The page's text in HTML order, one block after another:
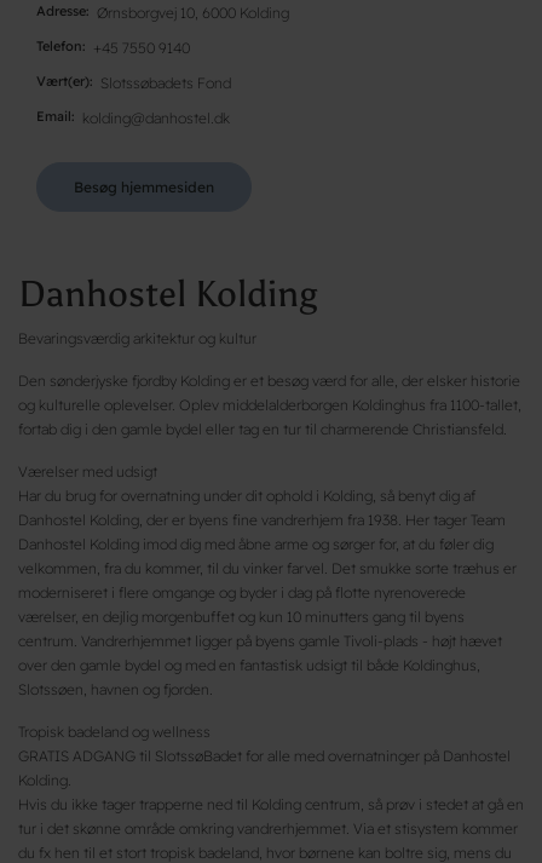
Adresse Ørnsborgvej 10, 6000 Kolding
Telefon +45 7550 9140
Vært(er) Slotssøbadets Fond
Email kolding@danhostel.dk
Besøg hjemmesiden
Danhostel Kolding
Bevaringsværdig arkitektur og kultur
Den sønderjyske fjordby Kolding er et besøg værd for alle, der elsker historie
og kulturelle oplevelser. Oplev middelalderborgen Koldinghus fra 1100-tallet,
fortab dig i den gamle bydel eller tag en tur til charmerende Christiansfeld.
Værelser med udsigt
Har du brug for overnatning under dit ophold i Kolding, så benyt dig af
Danhostel Kolding, der er byens fine vandrerhjem fra 1938. Her tager Team
Danhostel Kolding imod dig med åbne arme og sørger for, at du føler dig
velkommen, fra du kommer, til du vinker farvel. Det smukke sorte træhus er
moderniseret i flere omgange og byder i dag på flotte nyrenoverede
værelser, en dejlig morgenbuffet og kun 10 minutters gang til byens
centrum. Vandrerhjemmet ligger på byens gamle Tivoli-plads - højt hævet
over den gamle bydel og med en fantastisk udsigt til både Koldinghus,
Slotssøen, havnen og fjorden.
Tropisk badeland og wellness
GRATIS ADGANG til SlotssøBadet for alle med overnatninger på Danhostel
Kolding.
Hvis du ikke tager trapperne ned til Kolding centrum, så prøv i stedet at gå en
tur i det skønne område omkring vandrerhjemmet. Via et stisystem kommer
du fx hen til et stort tropisk badeland, hvor børnene kan boltre sig, mens du